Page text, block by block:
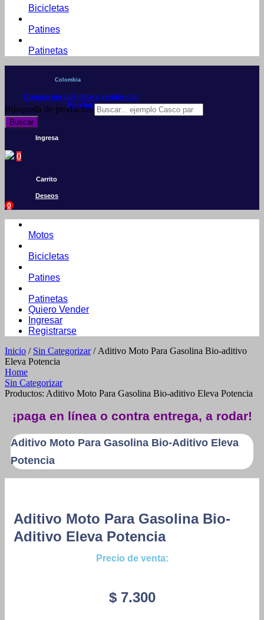
Bicicletas
Patines
Patinetas
Colombia
Conoce por qué debes vender con
Mercleta
Búsqueda de productos
Buscar
Ingresa
0
Carrito
Deseos
0
Motos
Bicicletas
Patines
Patinetas
Quiero Vender
Ingresar
Registrarse
Inicio / Sin Categorizar/ Aditivo Moto Para Gasolina Bio-aditivo
Eleva Potencia
Home
Sin Categorizar
Productos: Aditivo Moto Para Gasolina Bio-aditivo Eleva Potencia
¡paga en línea o contra entrega, a rodar!
Aditivo Moto Para Gasolina Bio-Aditivo Eleva
Potencia
Aditivo Moto Para Gasolina Bio-
Aditivo Eleva Potencia
Precio de venta:
$7.300